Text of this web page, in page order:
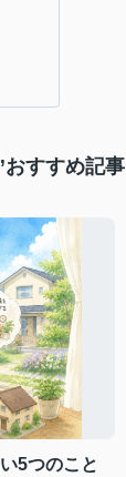
おすすめ記事
5つのこと